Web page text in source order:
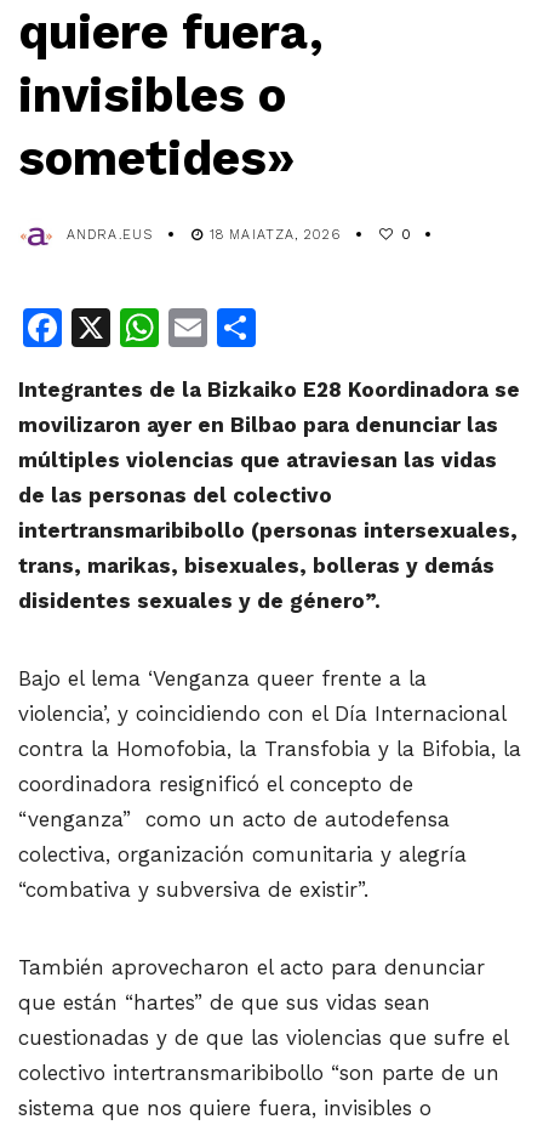
quiere fuera,
invisibles o
sometides»
ANDRA.EUS 18 MAIATZA, 2026 0
Facebook
X WhatsApp
Email
Integrantes de la Bizkaiko E28 Koordinadora se
movilizaron ayer en Bilbao para denunciar las
múltiples violencias que atraviesan las vidas
de las personas del colectivo
intertransmaribibollo (personas intersexuales,
trans, marikas, bisexuales, bolleras y demás
disidentes sexuales y de género”.
Bajo el lema ‘Venganza queer frente a la
violencia’, y coincidiendo con el Día Internacional
contra la Homofobia, la Transfobia y la Bifobia, la
coordinadora resignificó el concepto de
“venganza” como un acto de autodefensa
colectiva, organización comunitaria y alegría
“combativa y subversiva de existir”.
También aprovecharon el acto para denunciar
que están “hartes” de que sus vidas sean
cuestionadas y de que las violencias que sufre el
colectivo intertransmaribibollo “son parte de un
sistema que nos quiere fuera, invisibles o